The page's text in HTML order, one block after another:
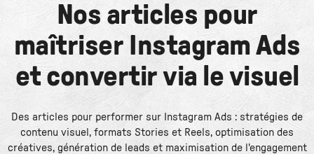
Nos articles pour
maîtriser Instagram Ads
et convertir via le visuel
Des articles pour performer sur Instagram Ads : stratégies de
contenu visuel, formats Stories et Reels, optimisation des
créatives, génération de leads et maximisation de l'engagement